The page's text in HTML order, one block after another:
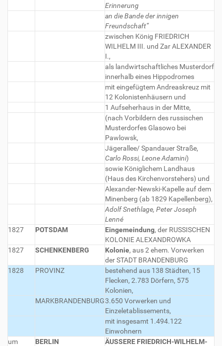
Erinnerung
an die Bande der innigen
Freundschaft“
zwischen König FRIEDRICH
WILHELM III. und Zar ALEXANDER
I.,
als landwirtschaftliches Musterdorf
innerhalb eines Hippodromes
mit eingefügtem Andreaskreuz mit
12 Kolonistenhäusern und
1 Aufseherhaus in der Mitte,
(nach Vorbildern des russischen
Musterdorfes Glasowo bei
Pawlowsk,
Jägerallee/ Spandauer Straße,
Carlo Rossi, Leone Adamini)
sowie Königlichem Landhaus
(Haus des Kirchenvorstehers) und
Alexander-Newski-Kapelle auf dem
Minenberg (ab 1829 Kapellenberg),
Adolf Snethlage, Peter Joseph
Lenné
1827
POTSDAM Eingemeindung, der RUSSISCHEN
KOLONIE ALEXANDROWKA
1827
SCHENKENBERG Kolonie, aus 2 ehem. Vorwerken
der STADT BRANDENBURG
1828
PROVINZ
bestehend aus 138 Städten, 15
Flecken, 2.783 Dörfern, 575
Kolonien,
MARKBRANDENBURG3.650 Vorwerken und
Einzeletablissements,
mit insgesamt 1.494.122
Einwohnern
um
BERLIN
ÄUSSERE FRIEDRICH-WILHELM-